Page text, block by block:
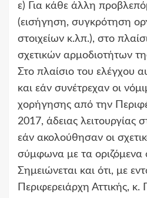
ε) Για κάθε άλλη
(εισήγηση, συγκρότηση
στοιχείων κ.λπ.), στο
σχετικών αρμοδιοτήτων
Στο πλαίσιο του ελέγχου
και εάν συνέτρεχαν οι
χορήγησης από την
2017, άδειας λειτουργίας
εάν ακολούθησαν οι
σύμφωνα με τα οριζόμενα
Σημειώνεται και ότι, με
Περιφερειάρχη Αττικής,